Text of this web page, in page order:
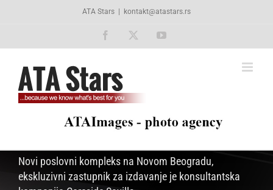
ATA Stars kontakt@atastars.rs
Facebook YouTube
Novi poslovni kompleks na Novom Beogradu,
ekskluzivni zastupnik za izdavanje je konsultantska